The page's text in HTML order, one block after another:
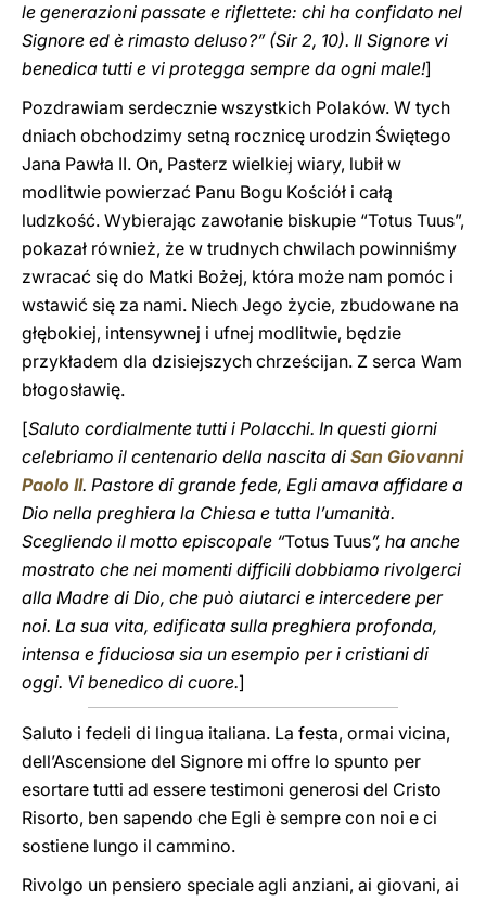
le generazioni passate e riflettete: chi ha confidato nel
Signore ed è rimasto deluso?” (Sir 2, 10). Il Signore vi
benedica tutti e vi protegga ‎sempre da ogni male‎‎‎‏!]
Pozdrawiam serdecznie wszystkich Polaków. W tych
dniach obchodzimy setną rocznicę urodzin Świętego
Jana Pawła II. On, Pasterz wielkiej wiary, lubił w
modlitwie powierzać Panu Bogu Kościół i całą
ludzkość. Wybierając zawołanie biskupie “Totus Tuus”,
pokazał również, że w trudnych chwilach powinniśmy
zwracać się do Matki Bożej, która może nam pomóc i
wstawić się za nami. Niech Jego życie, zbudowane na
głębokiej, intensywnej i ufnej modlitwie, będzie
przykładem dla dzisiejszych chrześcijan. Z serca Wam
błogosławię.
[Saluto cordialmente tutti i Polacchi. In questi giorni
celebriamo il centenario della nascita di San Giovanni
Paolo II. Pastore di grande fede, Egli amava affidare a
Dio nella preghiera la Chiesa e tutta l’umanità.
Scegliendo il motto episcopale “Totus Tuus”, ha anche
mostrato che nei momenti difficili dobbiamo rivolgerci
alla Madre di Dio, che può aiutarci e intercedere per
noi. La sua vita, edificata sulla preghiera profonda,
intensa e fiduciosa sia un esempio per i cristiani di
oggi. Vi benedico di cuore.]
Saluto i fedeli di lingua italiana. La festa, ormai vicina,
dell’Ascensione del Signore mi offre lo spunto per
esortare tutti ad essere testimoni generosi del Cristo
Risorto, ben sapendo che Egli è sempre con noi e ci
sostiene lungo il cammino.
Rivolgo un pensiero speciale agli anziani, ai giovani, ai